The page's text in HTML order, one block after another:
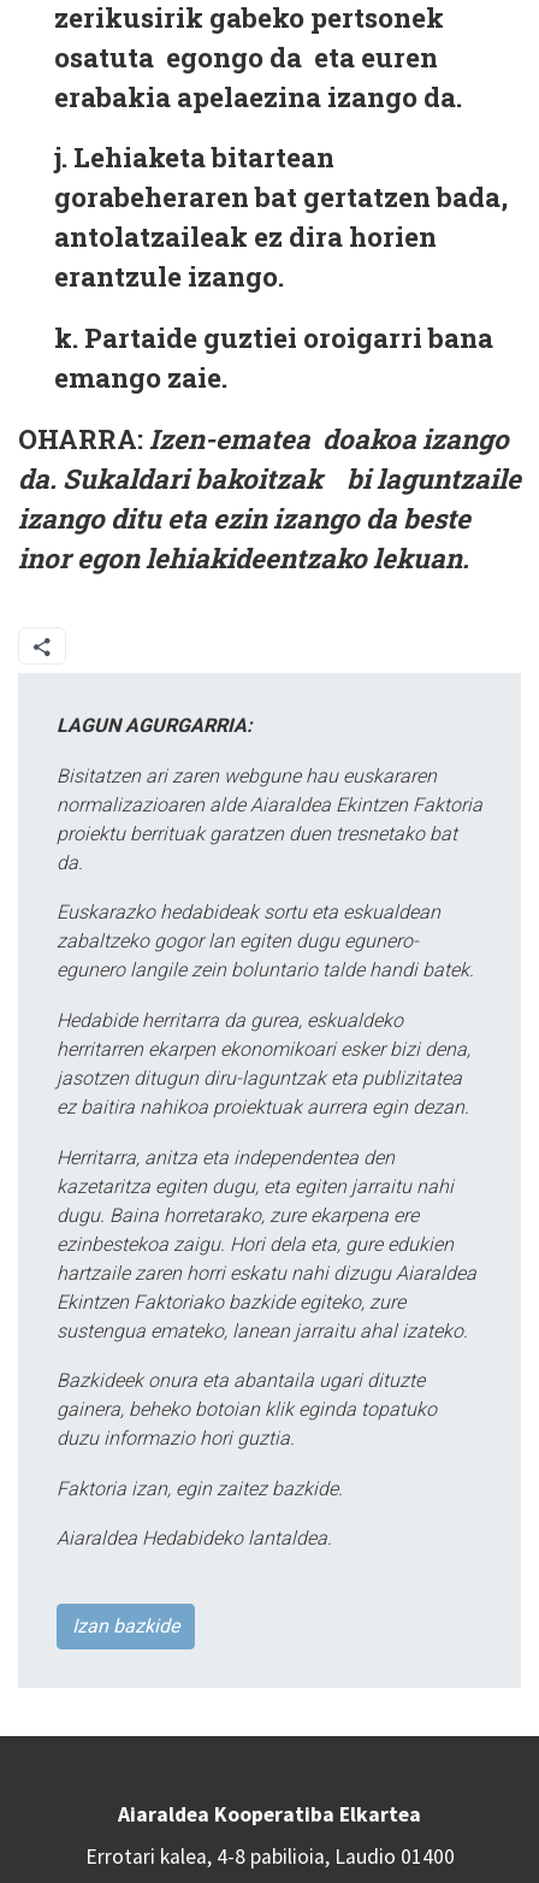
zerikusirik gabeko pertsonek
osatuta egongo da eta euren
erabakia apelaezina izango da.
j. Lehiaketa bitartean
gorabeheraren bat gertatzen bada,
antolatzaileak ez dira horien
erantzule izango.
k. Partaide guztiei oroigarri bana
emango zaie.
OHARRA: Izen-ematea doakoa izango
da. Sukaldari bakoitzak bi laguntzaile
izango ditu eta ezin izango da beste
inor egon lehiakideentzako lekuan.
LAGUN AGURGARRIA:
Bisitatzen ari zaren webgune hau euskararen
normalizazioaren alde Aiaraldea Ekintzen Faktoria
proiektu berrituak garatzen duen tresnetako bat
da.
Euskarazko hedabideak sortu eta eskualdean
zabaltzeko gogor lan egiten dugu egunero-
egunero langile zein boluntario talde handi batek.
Hedabide herritarra da gurea, eskualdeko
herritarren ekarpen ekonomikoari esker bizi dena,
jasotzen ditugun diru-laguntzak eta publizitatea
ez baitira nahikoa proiektuak aurrera egin dezan.
Herritarra, anitza eta independentea den
kazetaritza egiten dugu, eta egiten jarraitu nahi
dugu. Baina horretarako, zure ekarpena ere
ezinbestekoa zaigu. Hori dela eta, gure edukien
hartzaile zaren horri eskatu nahi dizugu Aiaraldea
Ekintzen Faktoriako bazkide egiteko, zure
sustengua emateko, lanean jarraitu ahal izateko.
Bazkideek onura eta abantaila ugari dituzte
gainera, beheko botoian klik eginda topatuko
duzu informazio hori guztia.
Faktoria izan, egin zaitez bazkide.
Aiaraldea Hedabideko lantaldea.
Izan bazkide
Aiaraldea Kooperatiba Elkartea
Errotari kalea, 4-8 pabilioia, Laudio 01400